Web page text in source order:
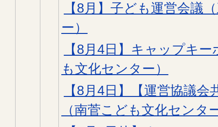
【8月】子ども運営会議
ー）
【8月4日】キャップキ
も文化センター）
【8月4日】【運営協議
（南菅こども文化センタ